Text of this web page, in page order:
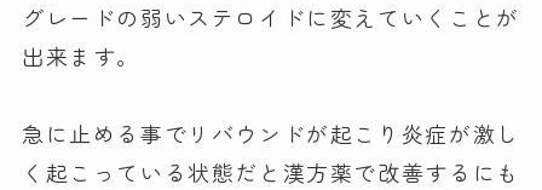
グレードの弱いステロイドに変えていくことが
出来ます。
急に止める事でリバウンドが起こり炎症が激し
く起こっている状態だと漢方薬で改善するにも